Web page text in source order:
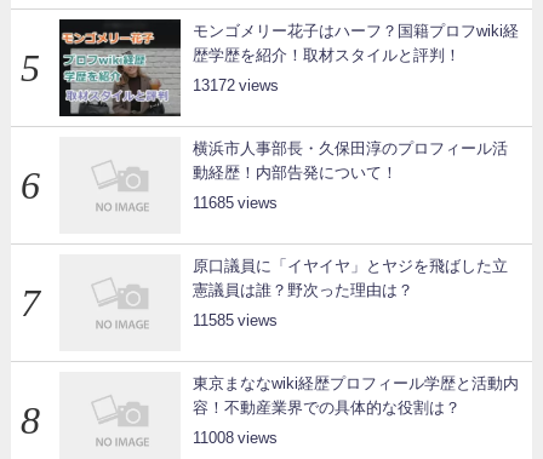
モンゴメリー花子はハーフ？国籍プロフwiki経
歴学歴を紹介！取材スタイルと評判！
13172
横浜市人事部長・久保田淳のプロフィール活
動経歴！内部告発について！
11685
原口議員に「イヤイヤ」とヤジを飛ばした立
憲議員は誰？野次った理由は？
11585
東京まななwiki経歴プロフィール学歴と活動内
容！不動産業界での具体的な役割は？
11008